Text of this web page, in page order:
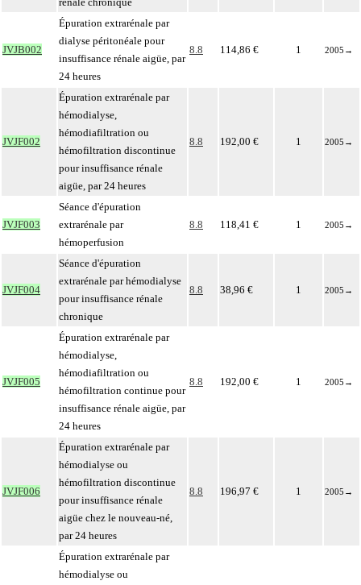
JVJB002
Épuration extrarénale par
dialyse péritonéale pour
insuffisance rénale aigüe, par
24 heures
8.8 114,86 € 1 2005 →
JVJF002
Épuration extrarénale par
hémodialyse,
hémodiafiltration ou
hémofiltration discontinue
pour insuffisance rénale
aigüe, par 24 heures
8.8 192,00 € 1 2005 →
JVJF003
Séance d'épuration
extrarénale par
hémoperfusion
8.8 118,41 € 1 2005 →
JVJF004
Séance d'épuration
extrarénale par hémodialyse
pour insuffisance rénale
chronique
8.8 38,96 € 1 2005 →
JVJF005
Épuration extrarénale par
hémodialyse,
hémodiafiltration ou
hémofiltration continue pour
insuffisance rénale aigüe, par
24 heures
8.8 192,00 € 1 2005 →
JVJF006
Épuration extrarénale par
hémodialyse ou
hémofiltration discontinue
pour insuffisance rénale
aigüe chez le nouveau-né,
par 24 heures
8.8 196,97 € 1 2005 →
Épuration extrarénale par
hémodialyse ou